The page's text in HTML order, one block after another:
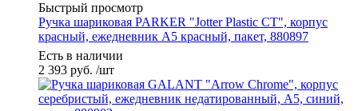
Быстрый просмотр
Ручка шариковая PARKER "Jotter Plastic CT", корпус
красный, ежедневник А5 красный, пакет, 880897
Есть в наличии
2 393 руб. /шт